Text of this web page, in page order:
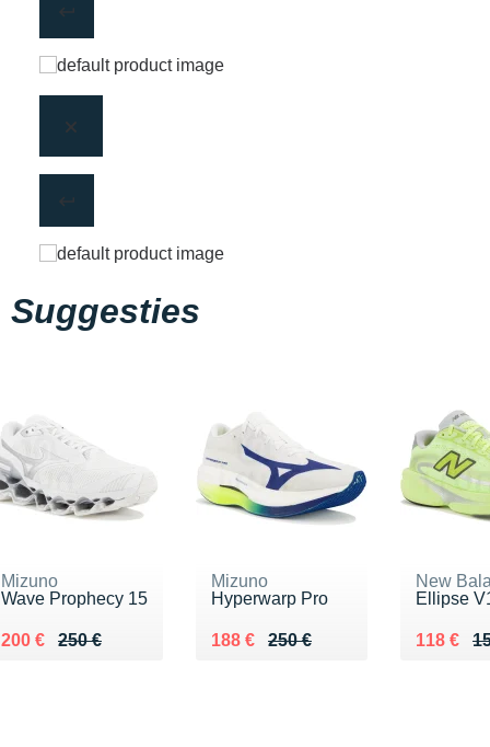
Suggesties
Mizuno
Wave Prophecy 15
250 €
Au lieu de 250 €
200 €
Vendu 200 €
Mizuno
Hyperwarp Pro
250 €
Au lieu de 250 €
188 €
Vendu 188 €
New
Ellipse
Au lieu
118 €
Vendu